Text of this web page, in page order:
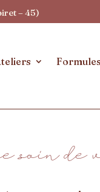
– 45)
de